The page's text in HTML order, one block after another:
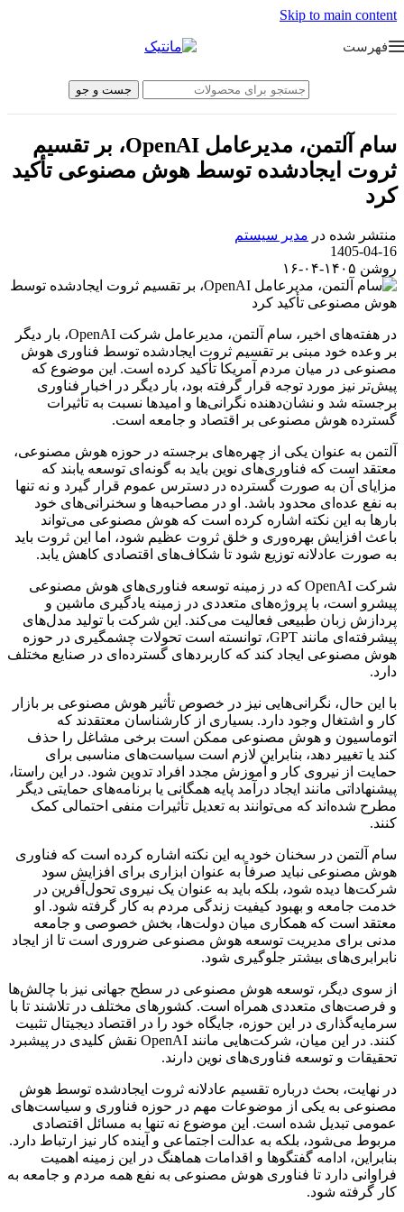
Skip to main content
فهرست
جست و جو
سام آلتمن، مدیرعامل OpenAI، بر تقسیم
ثروت ایجادشده توسط هوش مصنوعی تأکید
کرد
منتشر شده در مدیر سیستم
1405-04-16
روشن ۱۴۰۵-۰۴-۱۶
در هفته‌های اخیر، سام آلتمن، مدیرعامل شرکت OpenAI، بار دیگر
بر وعده خود مبنی بر تقسیم ثروت ایجادشده توسط فناوری هوش
مصنوعی در میان مردم آمریکا تأکید کرده است. این موضوع که
پیش‌تر نیز مورد توجه قرار گرفته بود، بار دیگر در اخبار فناوری
برجسته شد و نشان‌دهنده نگرانی‌ها و امیدها نسبت به تأثیرات
گسترده هوش مصنوعی بر اقتصاد و جامعه است.
آلتمن به عنوان یکی از چهره‌های برجسته در حوزه هوش مصنوعی،
معتقد است که فناوری‌های نوین باید به گونه‌ای توسعه یابند که
مزایای آن به صورت گسترده در دسترس عموم قرار گیرد و نه تنها
به نفع عده‌ای محدود باشد. او در مصاحبه‌ها و سخنرانی‌های خود
بارها به این نکته اشاره کرده است که هوش مصنوعی می‌تواند
باعث افزایش بهره‌وری و خلق ثروت عظیم شود، اما این ثروت باید
به صورت عادلانه توزیع شود تا شکاف‌های اقتصادی کاهش یابد.
شرکت OpenAI که در زمینه توسعه فناوری‌های هوش مصنوعی
پیشرو است، با پروژه‌های متعددی در زمینه یادگیری ماشین و
پردازش زبان طبیعی فعالیت می‌کند. این شرکت با تولید مدل‌های
پیشرفته‌ای مانند GPT، توانسته است تحولات چشمگیری در حوزه
هوش مصنوعی ایجاد کند که کاربردهای گسترده‌ای در صنایع مختلف
دارد.
با این حال، نگرانی‌هایی نیز در خصوص تأثیر هوش مصنوعی بر بازار
کار و اشتغال وجود دارد. بسیاری از کارشناسان معتقدند که
اتوماسیون و هوش مصنوعی ممکن است برخی مشاغل را حذف
کند یا تغییر دهد، بنابراین لازم است سیاست‌های مناسبی برای
حمایت از نیروی کار و آموزش مجدد افراد تدوین شود. در این راستا،
پیشنهاداتی مانند ایجاد درآمد پایه همگانی یا برنامه‌های حمایتی دیگر
مطرح شده‌اند که می‌توانند به تعدیل تأثیرات منفی احتمالی کمک
کنند.
سام آلتمن در سخنان خود به این نکته اشاره کرده است که فناوری
هوش مصنوعی نباید صرفاً به عنوان ابزاری برای افزایش سود
شرکت‌ها دیده شود، بلکه باید به عنوان یک نیروی تحول‌آفرین در
خدمت جامعه و بهبود کیفیت زندگی مردم به کار گرفته شود. او
معتقد است که همکاری میان دولت‌ها، بخش خصوصی و جامعه
مدنی برای مدیریت توسعه هوش مصنوعی ضروری است تا از ایجاد
نابرابری‌های بیشتر جلوگیری شود.
از سوی دیگر، توسعه هوش مصنوعی در سطح جهانی نیز با چالش‌ها
و فرصت‌های متعددی همراه است. کشورهای مختلف در تلاشند تا با
سرمایه‌گذاری در این حوزه، جایگاه خود را در اقتصاد دیجیتال تثبیت
کنند. در این میان، شرکت‌هایی مانند OpenAI نقش کلیدی در پیشبرد
تحقیقات و توسعه فناوری‌های نوین دارند.
در نهایت، بحث درباره تقسیم عادلانه ثروت ایجادشده توسط هوش
مصنوعی به یکی از موضوعات مهم در حوزه فناوری و سیاست‌های
عمومی تبدیل شده است. این موضوع نه تنها به مسائل اقتصادی
مربوط می‌شود، بلکه به عدالت اجتماعی و آینده کار نیز ارتباط دارد.
بنابراین، ادامه گفتگوها و اقدامات هماهنگ در این زمینه اهمیت
فراوانی دارد تا فناوری هوش مصنوعی به نفع همه مردم و جامعه به
کار گرفته شود.